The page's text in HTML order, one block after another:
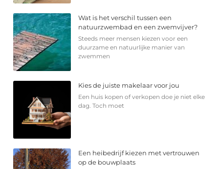
Wat is het verschil tussen een
natuurzwembad en een zwemvijver?
Steeds meer mensen kiezen voor een
duurzame en natuurlijke manier van
zwemmen
Kies de juiste makelaar voor jou
Een huis kopen of verkopen doe je niet elke
dag. Toch moet
Een heibedrijf kiezen met vertrouwen
op de bouwplaats